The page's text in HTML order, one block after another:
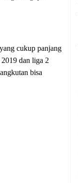
cukup panjang
dan liga 2
bisa